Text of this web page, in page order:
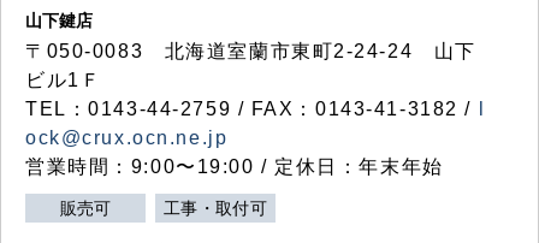
山下鍵店
〒050-0083 北海道室蘭市東町2-24-24 山下
ビル1Ｆ
TEL：0143-44-2759 / FAX：0143-41-3182 /
ock@crux.ocn.ne.jp
営業時間：9:00〜19:00 / 定休日：年末年始
販売可 工事・取付可